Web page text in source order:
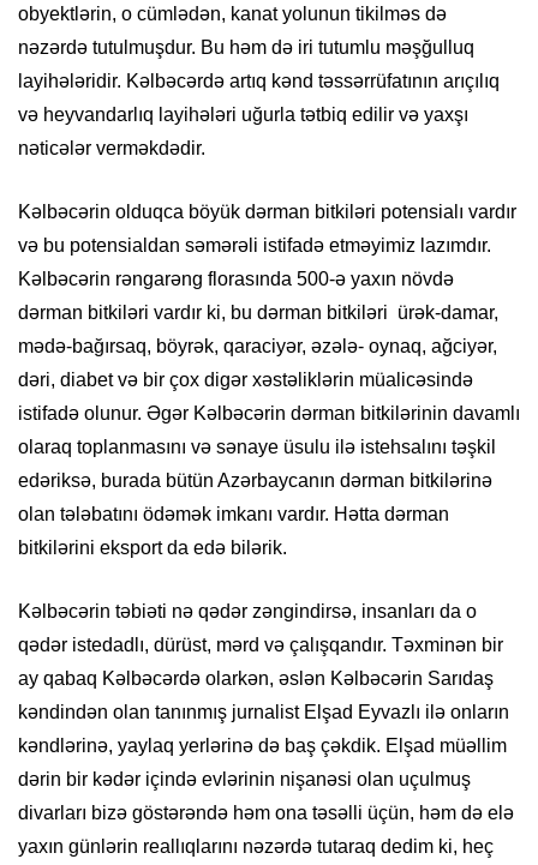
obyektlərin, o cümlədən, kanat yolunun tikilməs də
nəzərdə tutulmuşdur. Bu həm də iri tutumlu məşğulluq
layihələridir. Kəlbəcərdə artıq kənd təssərrüfatının arıçılıq
və heyvandarlıq layihələri uğurla tətbiq edilir və yaxşı
nəticələr verməkdədir.
Kəlbəcərin olduqca böyük dərman bitkiləri potensialı vardır
və bu potensialdan səmərəli istifadə etməyimiz lazımdır.
Kəlbəcərin rəngarəng florasında 500-ə yaxın növdə
dərman bitkiləri vardır ki, bu dərman bitkiləri ürək-damar,
mədə-bağırsaq, böyrək, qaraciyər, əzələ- oynaq, ağciyər,
dəri, diabet və bir çox digər xəstəliklərin müalicəsində
istifadə olunur. Əgər Kəlbəcərin dərman bitkilərinin davamlı
olaraq toplanmasını və sənaye üsulu ilə istehsalını təşkil
edəriksə, burada bütün Azərbaycanın dərman bitkilərinə
olan tələbatını ödəmək imkanı vardır. Hətta dərman
bitkilərini eksport da edə bilərik.
Kəlbəcərin təbiəti nə qədər zəngindirsə, insanları da o
qədər istedadlı, dürüst, mərd və çalışqandır. Təxminən bir
ay qabaq Kəlbəcərdə olarkən, əslən Kəlbəcərin Sarıdaş
kəndindən olan tanınmış jurnalist Elşad Eyvazlı ilə onların
kəndlərinə, yaylaq yerlərinə də baş çəkdik. Elşad müəllim
dərin bir kədər içində evlərinin nişanəsi olan uçulmuş
divarları bizə göstərəndə həm ona təsəlli üçün, həm də elə
yaxın günlərin reallıqlarını nəzərdə tutaraq dedim ki, heç